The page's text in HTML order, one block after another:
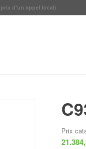
d'un appel local)
Prix